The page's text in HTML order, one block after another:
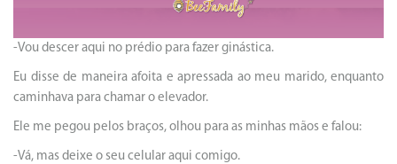
-Vou descer aqui no prédio para fazer ginástica.
Eu disse de maneira afoita e apressada ao meu marido, enquanto
caminhava para chamar o elevador.
Ele me pegou pelos braços, olhou para as minhas mãos e falou:
-Vá, mas deixe o seu celular aqui comigo.